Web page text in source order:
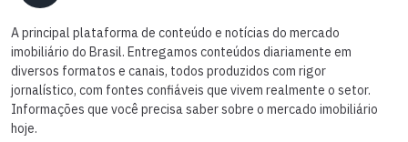
A principal plataforma de conteúdo e notícias do mercado
imobiliário do Brasil. Entregamos conteúdos diariamente em
diversos formatos e canais, todos produzidos com rigor
jornalístico, com fontes confiáveis que vivem realmente o setor.
Informações que você precisa saber sobre o mercado imobiliário
hoje.